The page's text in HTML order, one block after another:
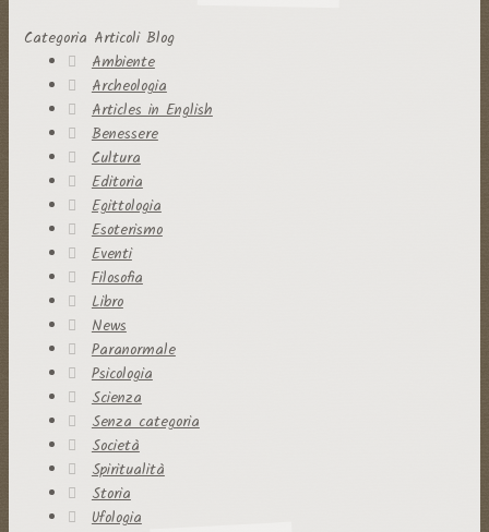
Categoria Articoli Blog
Ambiente
Archeologia
Articles in English
Benessere
Cultura
Editoria
Egittologia
Esoterismo
Eventi
Filosofia
Libro
News
Paranormale
Psicologia
Scienza
Senza categoria
Società
Spiritualità
Storia
Ufologia